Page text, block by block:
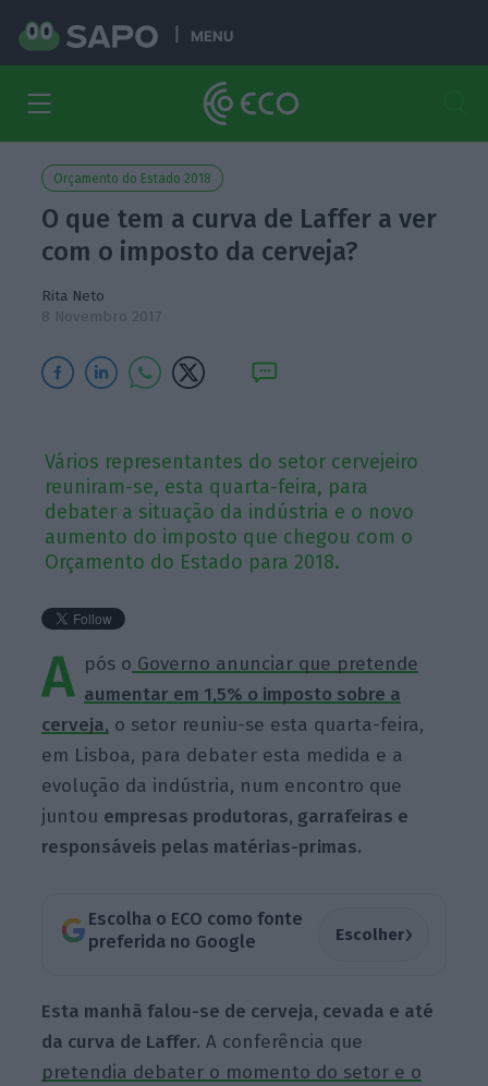
MENU
Orçamento do Estado 2018
O que tem a curva de Laffer a ver
com o imposto da cerveja?
Rita Neto
8 Novembro 2017
Vários representantes do setor cervejeiro
reuniram-se, esta quarta-feira, para
debater a situação da indústria e o novo
aumento do imposto que chegou com o
Orçamento do Estado para 2018.
A pós o Governo anunciar que pretende
aumentar em 1,5% o imposto sobre a
cerveja, o setor reuniu-se esta quarta-feira,
em Lisboa, para debater esta medida e a
evolução da indústria, num encontro que
juntou empresas produtoras, garrafeiras e
responsáveis pelas matérias-primas.
Escolha o ECO como fonte
preferida no Google
Escolher›
Esta manhã falou-se de cerveja, cevada e até
da curva de Laffer. A conferência que
pretendia debater o momento do setor e o